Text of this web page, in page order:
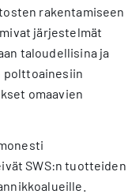
rakentamiseen
järjestelmät
taloudellisina ja
polttoainesiin
omaavien
SWS:n tuotteiden